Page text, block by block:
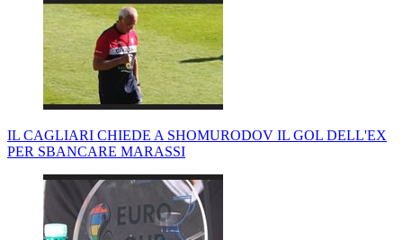
IL CAGLIARI CHIEDE A SHOMURODOV IL GOL DELL'EX
PER SBANCARE MARASSI